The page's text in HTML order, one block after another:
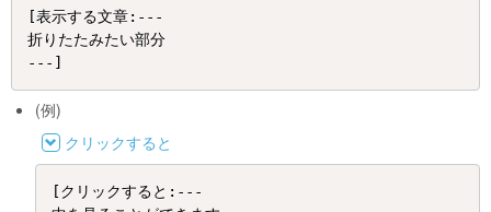
[表示する文章:---
折りたたみたい部分
(例)
クリックすると
[クリックすると:---